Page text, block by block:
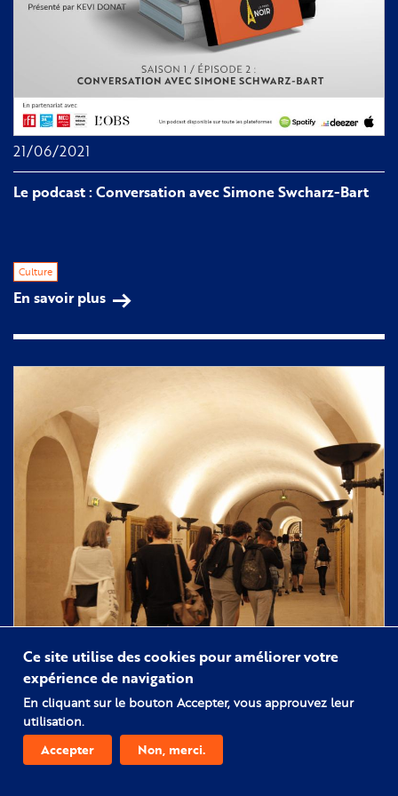
Le podcast : Conversation avec Simone Swcharz-Bart
Culture
21/06/2021
En savoir plus sur
podcast
:
Conversation
Simone
Swcharz-
Bart
16/06/2021
Ce site utilise des cookies pour améliorer votre
expérience de navigation
En cliquant sur le bouton Accepter, vous approuvez leur
utilisation.
Accepter Non, merci.